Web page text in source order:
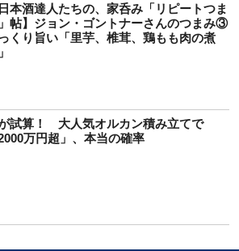
日本酒達人たちの、家呑み「リピートつま
帖】ジョン・ゴントナーさんのつまみ③
くり旨い「里芋、椎茸、鶏もも肉の煮
試算！ 大人気オルカン積み立てで
2000万円超」、本当の確率